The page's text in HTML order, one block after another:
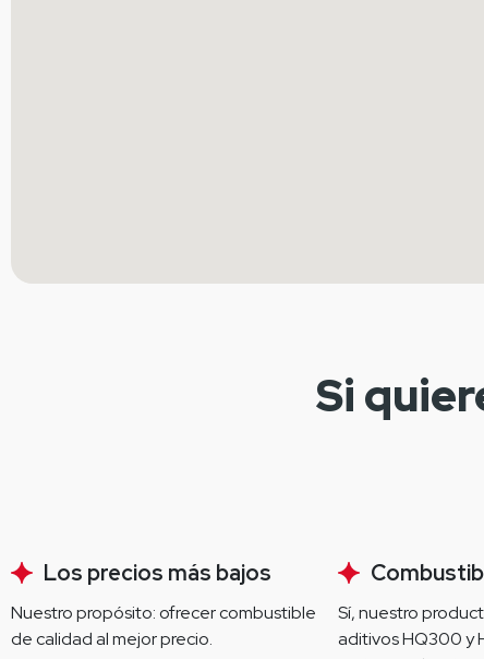
Si
Los precios más bajos
Nuestro propósito: ofrecer combustible
de calidad al mejor precio.
Sí, nuestro
aditivos HQ300 y